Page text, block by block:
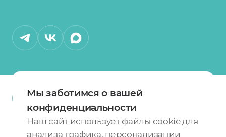
Мы заботимся о вашей
конфиденциальности
Наш сайт использует файлы cookie для
анализа трафика, персонализации
О сети клиникКарта сайта
Политика конфиденциальности